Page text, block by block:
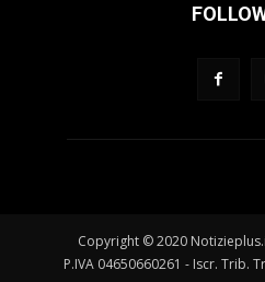
Copyright © 2020
P.IVA 04650660261 - Iscr. Trib.